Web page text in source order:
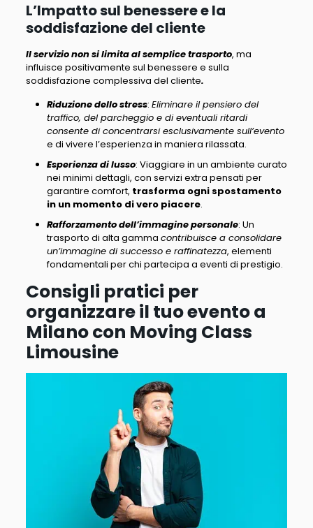
L’Impatto sul benessere e la
soddisfazione del cliente
Il servizio non si limita al semplice trasporto, ma
influisce positivamente sul benessere e sulla
soddisfazione complessiva del cliente.
Riduzione dello stress: Eliminare il pensiero del
traffico, del parcheggio e di eventuali ritardi
consente di concentrarsi esclusivamente sull’evento
e di vivere l’esperienza in maniera rilassata.
Esperienza di lusso: Viaggiare in un ambiente curato
nei minimi dettagli, con servizi extra pensati per
garantire comfort, trasforma ogni spostamento
in un momento di vero piacere.
Rafforzamento dell’immagine personale: Un
trasporto di alta gamma contribuisce a consolidare
un’immagine di successo e raffinatezza, elementi
fondamentali per chi partecipa a eventi di prestigio.
Consigli pratici per
organizzare il tuo evento a
Milano con Moving Class
Limousine